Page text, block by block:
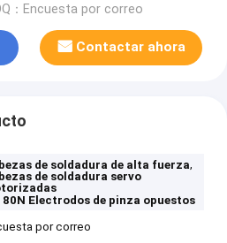
：Encuesta por correo
Contactar ahora
de soldadura de alta fuerza,
de soldadura servo
Electrodos de pinza opuestos
por correo